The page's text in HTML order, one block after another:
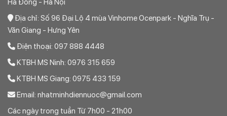
Địa chỉ: Số 96 Đại Lộ 4 mùa Vinhome Ocenpark - Nghĩa Trụ -
Văn Giang - Hưng Yên
Điện thoại: 097 888 4448
KTBH MS Ninh: 0976 315 659
KTBH MS Giang: 0975 433 159
Email: nhatminhdiennuoc@gmail.com
Các ngày trong tuần Từ 7h00 - 21h00